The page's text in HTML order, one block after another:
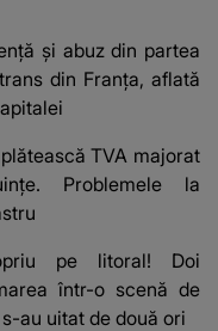
și abuz din partea
din Franța, aflată
TVA majorat
Problemele la
pe litoral! Doi
într-o scenă de
au uitat de două ori